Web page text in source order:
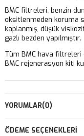
BMC filtreleri, benzin
oksitlenmeden koruma
kaplanmış, düşük
gazlı bezden yapılmıştır.
Tüm BMC hava filtreleri
BMC rejenerasyon kiti
YORUMLAR(0)
ÖDEME SEÇENEKLERI